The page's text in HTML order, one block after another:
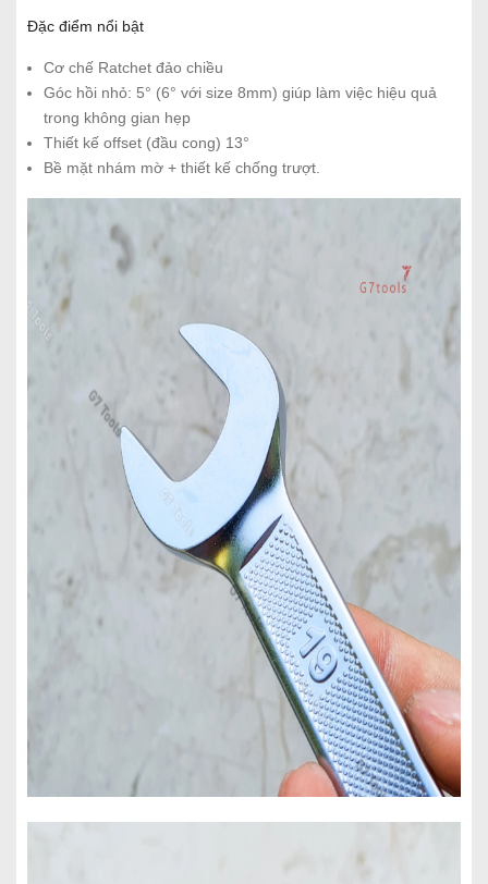
Đặc điểm nổi bật
Cơ chế Ratchet đảo chiều
Góc hồi nhỏ: 5° (6° với size 8mm) giúp làm việc hiệu quả
trong không gian hẹp
Thiết kế offset (đầu cong) 13°
Bề mặt nhám mờ + thiết kế chống trượt.